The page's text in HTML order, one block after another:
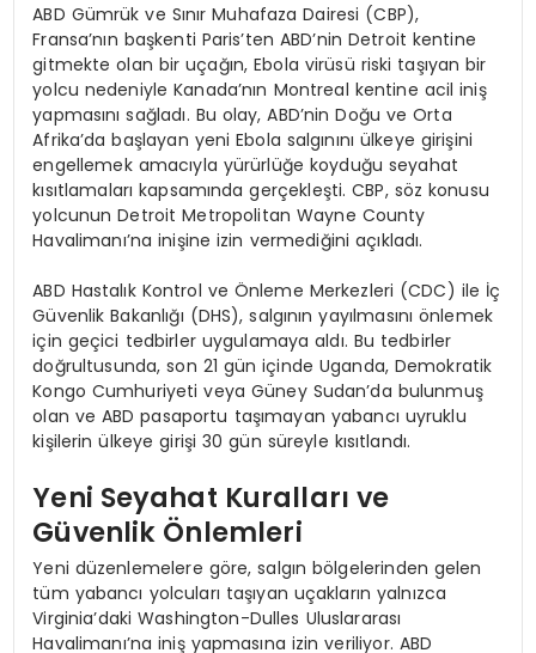
ABD Gümrük ve Sınır Muhafaza Dairesi (CBP),
Fransa’nın başkenti Paris’ten ABD’nin Detroit kentine
gitmekte olan bir uçağın, Ebola virüsü riski taşıyan bir
yolcu nedeniyle Kanada’nın Montreal kentine acil iniş
yapmasını sağladı. Bu olay, ABD’nin Doğu ve Orta
Afrika’da başlayan yeni Ebola salgınını ülkeye girişini
engellemek amacıyla yürürlüğe koyduğu seyahat
kısıtlamaları kapsamında gerçekleşti. CBP, söz konusu
yolcunun Detroit Metropolitan Wayne County
Havalimanı’na inişine izin vermediğini açıkladı.
ABD Hastalık Kontrol ve Önleme Merkezleri (CDC) ile İç
Güvenlik Bakanlığı (DHS), salgının yayılmasını önlemek
için geçici tedbirler uygulamaya aldı. Bu tedbirler
doğrultusunda, son 21 gün içinde Uganda, Demokratik
Kongo Cumhuriyeti veya Güney Sudan’da bulunmuş
olan ve ABD pasaportu taşımayan yabancı uyruklu
kişilerin ülkeye girişi 30 gün süreyle kısıtlandı.
Yeni Seyahat Kuralları ve
Güvenlik Önlemleri
Yeni düzenlemelere göre, salgın bölgelerinden gelen
tüm yabancı yolcuları taşıyan uçakların yalnızca
Virginia’daki Washington-Dulles Uluslararası
Havalimanı’na iniş yapmasına izin veriliyor. ABD